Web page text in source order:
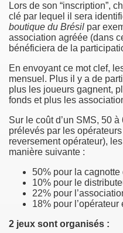
Lors de son “inscription”,
clé par lequel il sera
boutique du Brésil par
association agréée (dans
bénéficiera de la
En envoyant ce mot clef,
mensuel. Plus il y a de
plus les joueurs gagnent,
fonds et plus les
Sur le coût d’un SMS, 50
prélevés par les
reversement opérateur),
manière suivante :
50% pour la cagnotte
10% pour le
22% pour
18% pour l’opérateur
2 jeux sont organisés :